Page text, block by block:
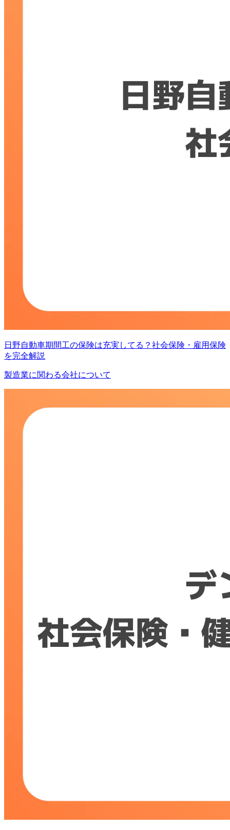
日野自動車期間工の保険は充実してる？社会保険・雇用保険
を完全解説
製造業に関わる会社について